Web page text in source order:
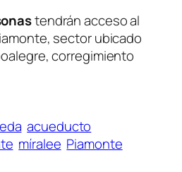
tendrán acceso al
, sector ubicado
, corregimiento
acueducto
míralee Piamonte